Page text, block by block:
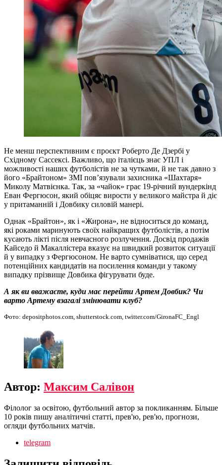
Не менш перспективним є проєкт Роберто Де Дзербі у
Східному Сассексі. Важливо, що італієць знає УПЛ і
можливості наших футболістів не за чутками, й не так давно з
його «Брайтоном» ЗМІ пов’язували захисника «Шахтаря»
Миколу Матвієнка. Так, за «чайок» грає 19-річний вундеркінд
Еван Фергюсон, який обіцяє вирости у великого майстра й діє
у притаманній і Довбику силовій манері.
Однак «Брайтон», як і «Жирона», не відноситься до команд,
які роками маринують своїх найкращих футболістів, а потім
кусають лікті після невчасного розлучення. Досвід продажів
Кайседо й Макаллістера вказує на швидкий розвиток ситуації
й у випадку з Фергюсоном. Не варто сумніватися, що серед
потенційних кандидатів на посилення команди у такому
випадку прізвище Довбика фігурувати буде.
А як ви вважаєте, куди має перейти Артем Довбик? Чи
варто Артему взагалі змінювати клуб?
Фото: depositphotos.com, shutterstock.com, twitter.com/GironaFC_Engl
Автор: Максим Салівон
Філолог за освітою, футбольний автор за покликанням. Більше
10 років пишу аналітичні статті, прев'ю, рев'ю, прогнози,
огляди футбольних матчів.
telegram